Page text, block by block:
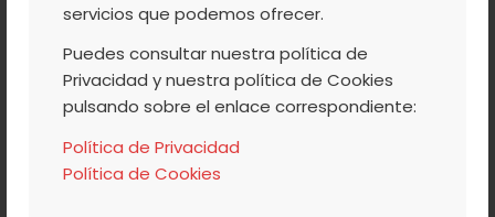
servicios que podemos ofrecer.
Puedes consultar nuestra política de
Privacidad y nuestra política de Cookies
pulsando sobre el enlace correspondiente:
Política de Privacidad
Política de CookiesPicotinas